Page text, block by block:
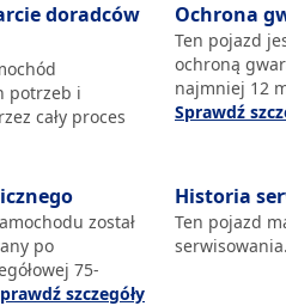
doradców
potrzeb i
cały proces
Ochrona
Ten pojazd
ochroną
najmniej 12
Sprawdź
został
po
75-
szczegóły
Historia
Ten pojazd
serwisowania.